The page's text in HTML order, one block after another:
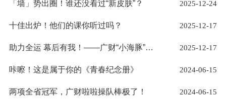
「墙」势出圈！谁还没看过“新皮肤”？ 2025-12-24
十佳出炉！他们的课你听过吗？ 2025-12-17
助力全运 幕后有我！——广财“小海豚”助力全运会IBC赛事服务 2025-12-17
咔嚓！这是属于你的《青春纪念册》 2024-06-15
两项全省冠军，广财啦啦操队棒极了！ 2024-06-15